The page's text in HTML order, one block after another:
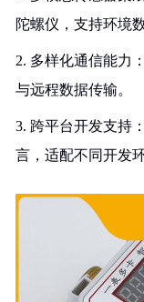
陀螺仪，支持环境
2. 多样化通信能力
与远程数据传输。
3. 跨平台开发支持
言，适配不同开发